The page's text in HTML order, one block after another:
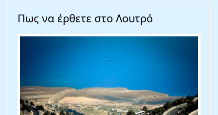
Πως να έρθετε στο Λουτρό